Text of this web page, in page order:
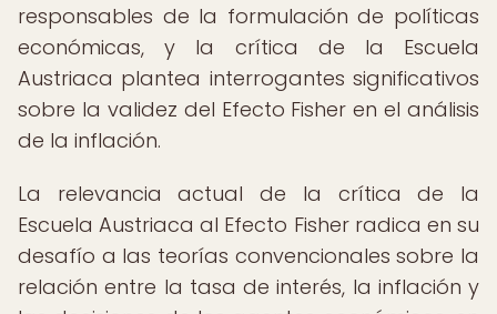
responsables de la formulación de políticas
económicas, y la crítica de la Escuela
Austriaca plantea interrogantes significativos
sobre la validez del Efecto Fisher en el análisis
de la inflación.
La relevancia actual de la crítica de la
Escuela Austriaca al Efecto Fisher radica en su
desafío a las teorías convencionales sobre la
relación entre la tasa de interés, la inflación y